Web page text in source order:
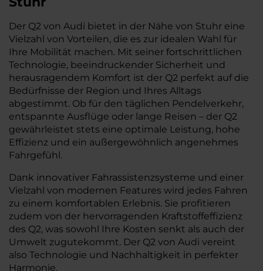
Der Q2 von Audi bietet in der Nähe von Stuhr eine
Vielzahl von Vorteilen, die es zur idealen Wahl für
Ihre Mobilität machen. Mit seiner fortschrittlichen
Technologie, beeindruckender Sicherheit und
herausragendem Komfort ist der Q2 perfekt auf die
Bedürfnisse der Region und Ihres Alltags
abgestimmt. Ob für den täglichen Pendelverkehr,
entspannte Ausflüge oder lange Reisen – der Q2
gewährleistet stets eine optimale Leistung, hohe
Effizienz und ein außergewöhnlich angenehmes
Fahrgefühl.
Dank innovativer Fahrassistenzsysteme und einer
Vielzahl von modernen Features wird jedes Fahren
zu einem komfortablen Erlebnis. Sie profitieren
zudem von der hervorragenden Kraftstoffeffizienz
des Q2, was sowohl Ihre Kosten senkt als auch der
Umwelt zugutekommt. Der Q2 von Audi vereint
also Technologie und Nachhaltigkeit in perfekter
Harmonie.